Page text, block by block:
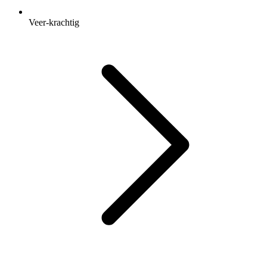
Veer-krachtig